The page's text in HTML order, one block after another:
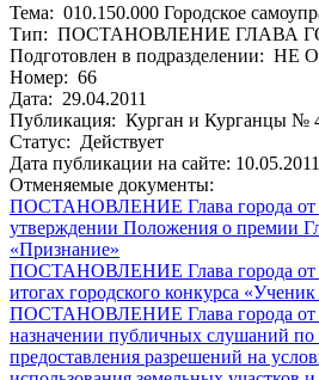
Тема: 010.150.000 Городское
Тип: ПОСТАНОВЛЕНИЕ ГЛАВА
Подготовлен в подразделении:
Номер: 66
Дата: 29.04.2011
Публикация: Курган и Курганцы №
Статус: Действует
Дата публикации на сайте: 10.05.2011
Отменяемые документы:
ПОСТАНОВЛЕНИЕ Глава города от
утверждении Положения о премии
«Признание»
ПОСТАНОВЛЕНИЕ Глава города от
итогах городского конкурса
ПОСТАНОВЛЕНИЕ Глава города от
назначении публичных слушаний по
предоставления разрешений на